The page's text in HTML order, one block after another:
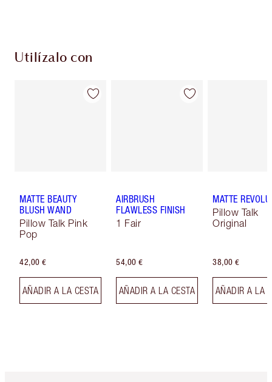
Utilízalo con
MATTE BEAUTY
BLUSH WAND
Pillow Talk Pink
Pop
42,00 €
AÑADIR A LA CESTA
AIRBRUSH
FLAWLESS FINISH
1 Fair
54,00 €
AÑADIR A LA CESTA
MATTE
Pillow Talk
Original
38,00 €
AÑADIR A LA